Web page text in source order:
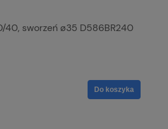
40, sworzeń ø35 D586BR240
Do koszyka